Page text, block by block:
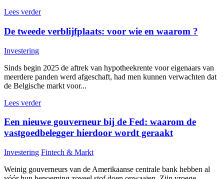
Lees verder
De tweede verblijfplaats: voor wie en waarom ?
Investering
Sinds begin 2025 de aftrek van hypotheekrente voor eigenaars van
meerdere panden werd afgeschaft, had men kunnen verwachten dat
de Belgische markt voor...
Lees verder
Een nieuwe gouverneur bij de Fed: waarom de
vastgoedbelegger hierdoor wordt geraakt
Investering Fintech & Markt
Weinig gouverneurs van de Amerikaanse centrale bank hebben al